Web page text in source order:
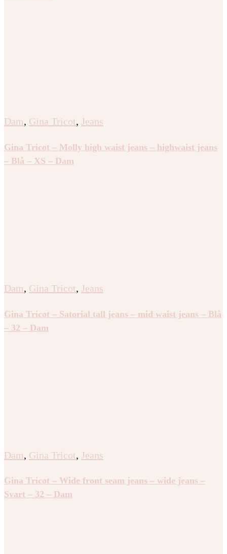
Dam, Gina Tricot, Jeans
Gina Tricot – Molly high waist jeans – highwaist jeans
– Blå – XS – Dam
Dam, Gina Tricot, Jeans
Gina Tricot – Satorial tall jeans – mid waist jeans – Blå
– 32 – Dam
Dam, Gina Tricot, Jeans
Gina Tricot – Wide front seam jeans – wide jeans –
Svart – 32 – Dam